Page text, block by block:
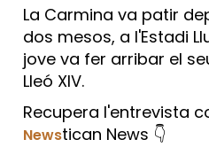
La Carmina va patir
dos mesos, a l'Estadi
jove va fer arribar el
Lleó XIV.
Recupera l'entrevista
Newstican News 👇